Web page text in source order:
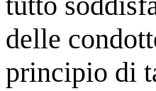
delle
principio di